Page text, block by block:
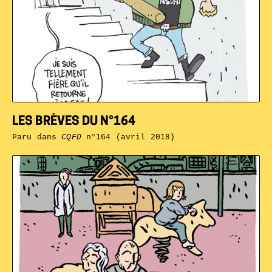
LES BRÈVES DU N°164
Paru dansCQFDn°164 (avril 2018)